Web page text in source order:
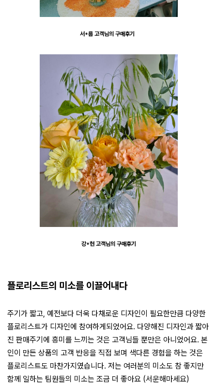
서*름 고객님의 구매후기
강*현 고객님의 구매후기
플로리스트의 미소를 이끌어내다
주기가 짧고, 예전보다 더욱 다채로운 디자인이 필요한만큼 다양한
플로리스트가 디자인에 참여하게되었어요. 다양해진 디자인과 짧아
진 판매주기에 흥미를 느끼는 것은 고객님들 뿐만은 아니었어요. 본
인이 만든 상품의 고객 반응을 직접 보며 색다른 경험을 하는 것은
플로리스트도 마찬가지였습니다. 저는 여러분의 미소도 참 좋지만
함께 일하는 팀원들의 미소는 조금 더 좋아요 (서운해마세요)